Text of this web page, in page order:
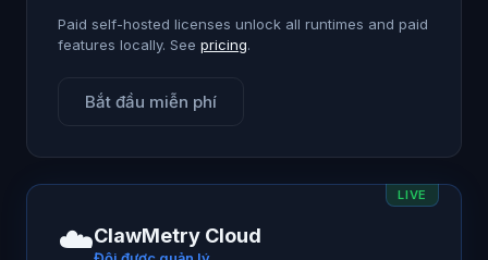
Paid self-hosted licenses unlock all runtimes and paid
features locally. See pricing.
Bắt đầu miễn phí
LIVE
☁️ClawMetry Cloud